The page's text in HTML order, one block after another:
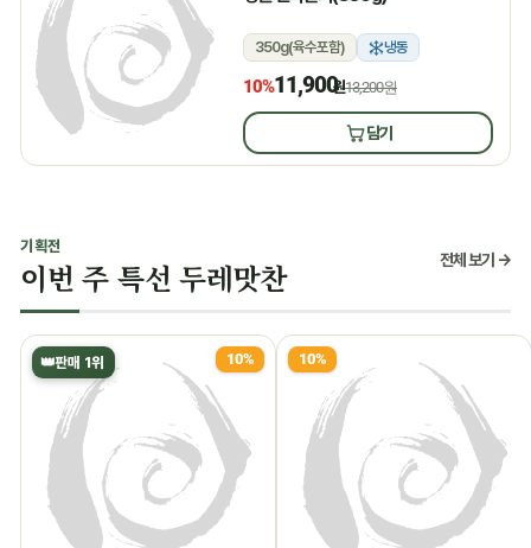
350g(육수포함) 냉동
10%11,900원13,200원
담기
기획전
이번 주 특선 두레맛찬 전체 보기 →
👑판매 1위 10% 10%